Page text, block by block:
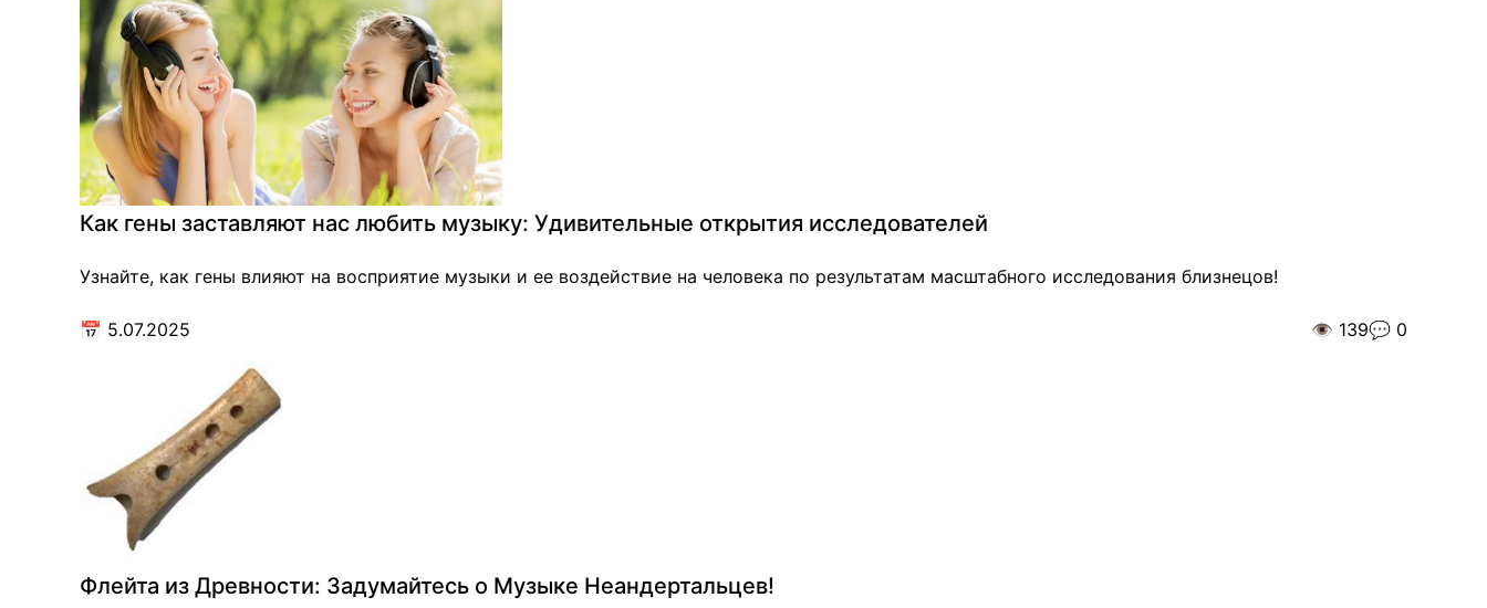
Как гены заставляют нас любить музыку: Удивительные открытия исследователей
Узнайте, как гены влияют на восприятие музыки и ее воздействие на человека по результатам масштабного исследования близнецов!
📅 5.07.2025 👁️ 139💬 0
Флейта из Древности: Задумайтесь о Музыке Неандертальцев!